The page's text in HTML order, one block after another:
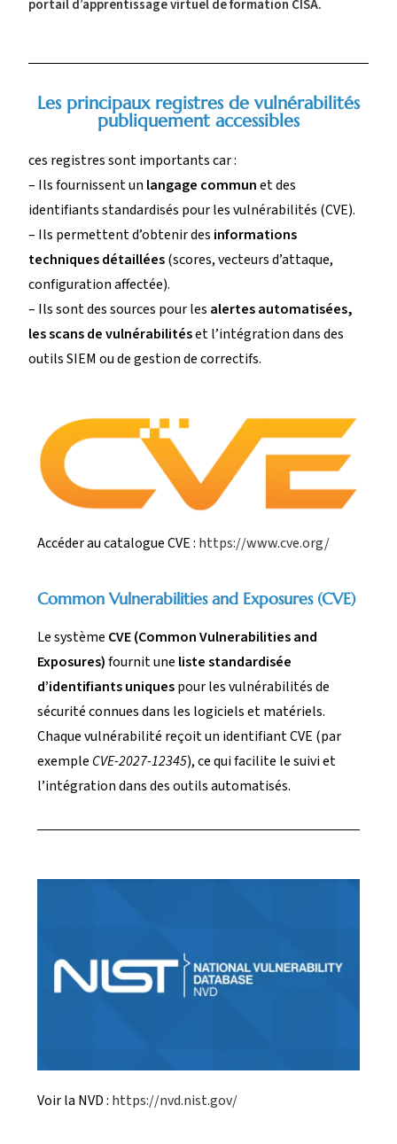
portail d’apprentissage virtuel de formation CISA.
Les principaux registres de vulnérabilités
publiquement accessibles
ces registres sont importants car :
– Ils fournissent un langage communet des
identifiants standardisés pour les vulnérabilités (CVE).
– Ils permettent d’obtenir des informations
techniques détaillées(scores, vecteurs d’attaque,
configuration affectée).
– Ils sont des sources pour les alertes automatisées,
les scans de vulnérabilitéset l’intégration dans des
outils SIEM ou de gestion de correctifs.
Accéder au catalogue CVE : https://www.cve.org/
Common Vulnerabilities and Exposures (CVE)
Le système CVE (Common Vulnerabilities and
Exposures)fournit une liste standardisée
d’identifiants uniquespour les vulnérabilités de
sécurité connues dans les logiciels et matériels.
Chaque vulnérabilité reçoit un identifiant CVE (par
exemple CVE-2027-12345), ce qui facilite le suivi et
l’intégration dans des outils automatisés.
Voir la NVD : https://nvd.nist.gov/